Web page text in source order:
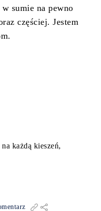
sumie na pewno
częściej. Jestem
każdą kieszeń,